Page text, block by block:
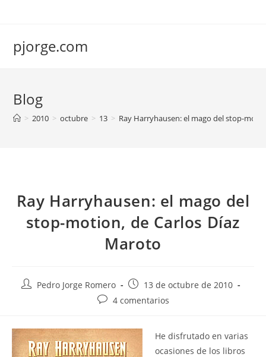
pjorge.com
Blog
> 2010 > octubre > 13 > Ray Harryhausen: el mago del stop-
Ray Harryhausen: el mago del
stop-motion, de Carlos Díaz
Maroto
AutorPedro Jorge Romero
Publicación
de
13 de octubre de 2010
Comentarios
entrada:
4 comentarios
He disfrutado en varias
ocasiones de los libros